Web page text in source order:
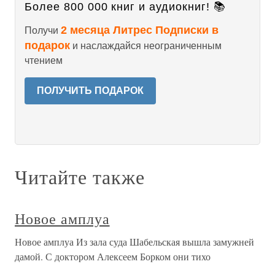
Более 800 000 книг и аудиокниг! 📚
Получи 2 месяца Литрес Подписки в
подарок и наслаждайся неограниченным
чтением
ПОЛУЧИТЬ ПОДАРОК
Читайте также
Новое амплуа
Новое амплуа Из зала суда Шабельская вышла замужней
дамой. С доктором Алексеем Борком они тихо